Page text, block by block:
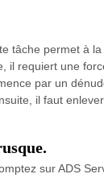
tâche permet à
il requiert une
par un
il faut
sur ADS